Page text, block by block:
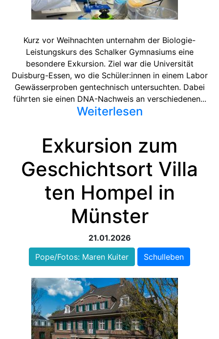
Kurz vor Weihnachten unternahm der Biologie-
Leistungskurs des Schalker Gymnasiums eine
besondere Exkursion. Ziel war die Universität
Duisburg-Essen, wo die Schüler:innen in einem Labor
Gewässerproben gentechnisch untersuchten. Dabei
führten sie einen DNA-Nachweis an verschiedenen...
Weiterlesen
Exkursion zum
Geschichtsort Villa
ten Hompel in
Münster
21.01.2026
Pope/Fotos: Maren Kuiter
Schulleben